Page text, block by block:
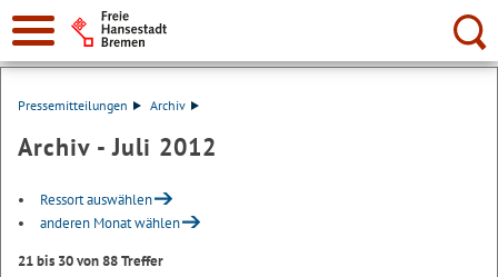
Suche:
Pressemitteilungen Archiv
Archiv - Juli 2012
Ressort auswählen
anderen Monat wählen
21 bis 30 von 88 Treffer